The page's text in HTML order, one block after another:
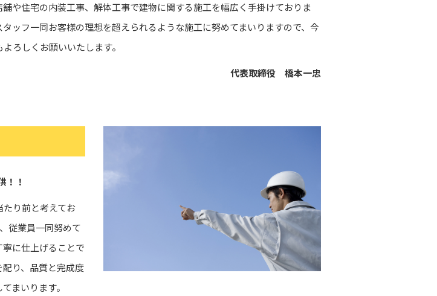
舗や住宅の内装工事、解体工事で建物に関する施工を幅広く手掛けておりま
タッフ一同お客様の理想を超えられるような施工に努めてまいりますので、今
ろしくお願いいたします。
代表取締役 橋本一忠
！！
り前と考えてお
従業員一同努めて
に仕上げることで
り、品質と完成度
まいります。